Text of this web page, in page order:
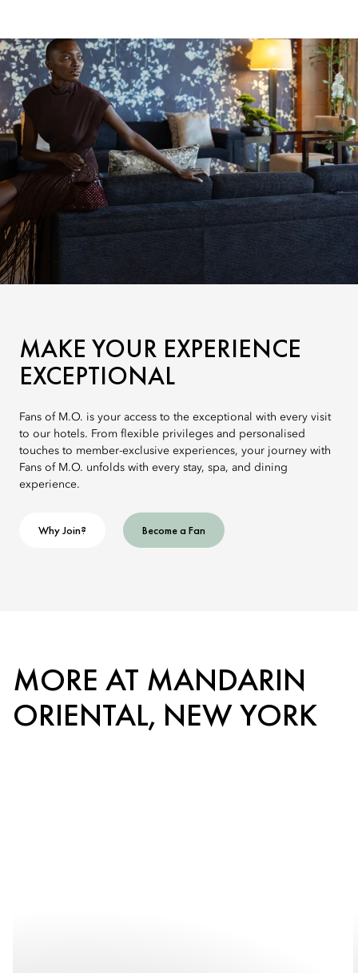
MAKE YOUR EXPERIENCE
EXCEPTIONAL
Fans of M.O. is your access to the exceptional with every visit
to our hotels. From flexible privileges and personalised
touches to member-exclusive experiences, your journey with
Fans of M.O. unfolds with every stay, spa, and dining
experience.
Why Join? Become a Fan
MORE AT MANDARIN
ORIENTAL, NEW YORK